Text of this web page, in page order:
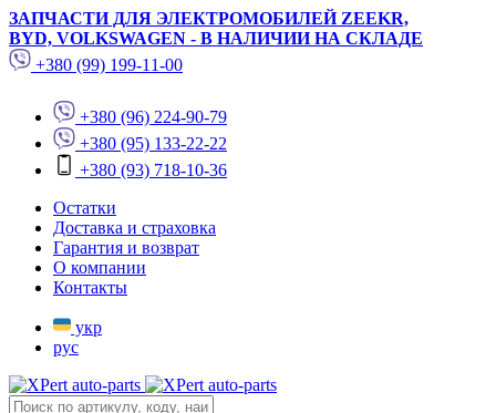
ЗАПЧАСТИ ДЛЯ ЭЛЕКТРОМОБИЛЕЙ ZEEKR,
BYD, VOLKSWAGEN - В НАЛИЧИИ НА СКЛАДЕ
+380 (99) 199-11-00
+380 (96) 224-90-79
+380 (95) 133-22-22
+380 (93) 718-10-36
Остатки
Доставка и страховка
Гарантия и возврат
О компании
Контакты
укр
рус